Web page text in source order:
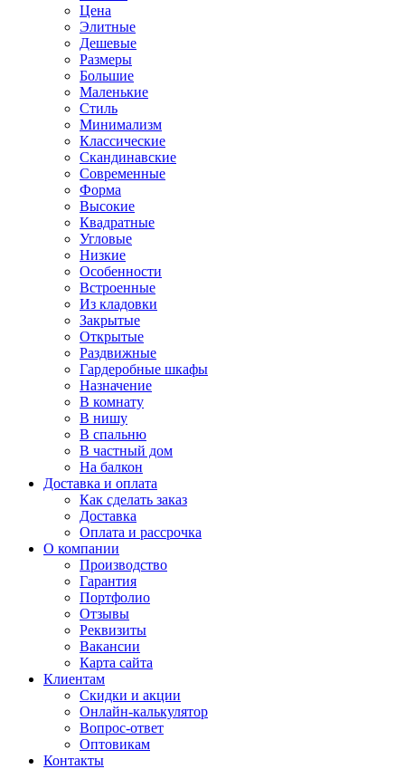
Цена
Элитные
Дешевые
Размеры
Большие
Маленькие
Стиль
Минимализм
Классические
Скандинавские
Современные
Форма
Высокие
Квадратные
Угловые
Низкие
Особенности
Встроенные
Из кладовки
Закрытые
Открытые
Раздвижные
Гардеробные шкафы
Назначение
В комнату
В нишу
В спальню
В частный дом
На балкон
Доставка и оплата
Как сделать заказ
Доставка
Оплата и рассрочка
О компании
Производство
Гарантия
Портфолио
Отзывы
Реквизиты
Вакансии
Карта сайта
Клиентам
Скидки и акции
Онлайн-калькулятор
Вопрос-ответ
Оптовикам
Контакты